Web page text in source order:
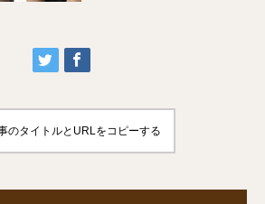
のタイトルとURLをコピーする